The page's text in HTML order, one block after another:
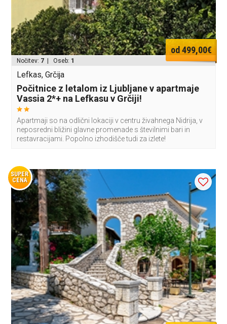
od 499,00€
Nočitev: 7 | Oseb: 1
Lefkas, Grčija
Počitnice z letalom iz Ljubljane v apartmaje
Vassia 2*+ na Lefkasu v Grčiji!
Apartmaji so na odlični lokaciji v centru živahnega Nidrija, v
neposredni bližini glavne promenade s številnimi bari in
restavracijami. Popolno izhodišče tudi za izlete!
SUPER
CENA